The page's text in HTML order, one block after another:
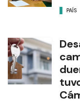
PAÍS